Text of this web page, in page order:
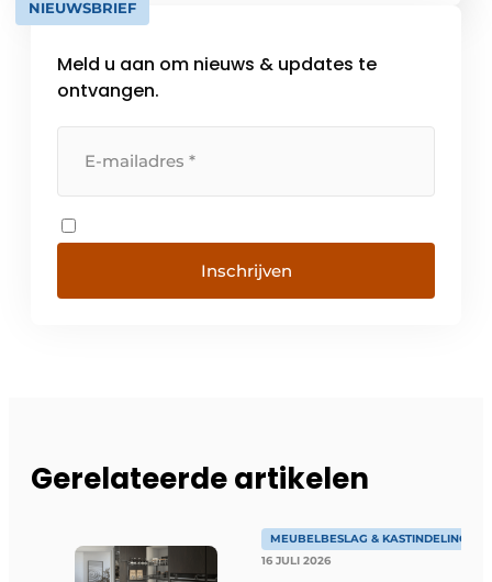
NIEUWSBRIEF
Meld u aan om nieuws & updates te
ontvangen.
Inschrijven
Gerelateerde artikelen
MEUBELBESLAG & KASTINDELING
16 JULI 2026